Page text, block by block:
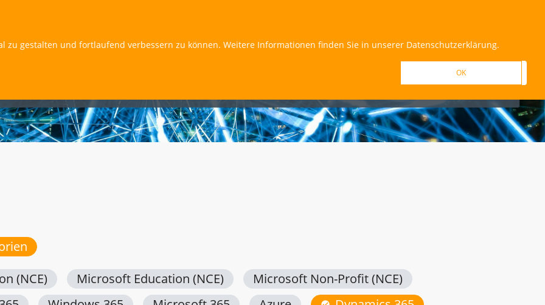
(NCE) Microsoft Education (NCE)
Microsoft Non-Profit (NCE)
zu gestalten und fortlaufend verbessern zu können. Weitere Informationen finden Sie in unserer Datenschutzerklärung.
OK